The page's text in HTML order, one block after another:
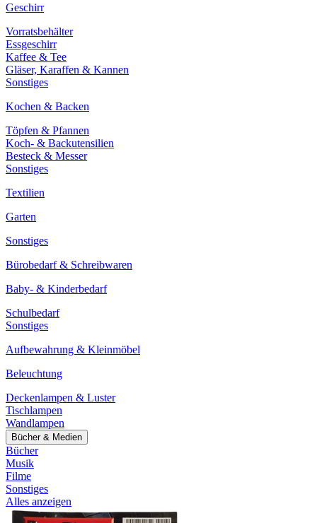
Geschirr
Vorratsbehälter
Essgeschirr
Kaffee & Tee
Gläser, Karaffen & Kannen
Sonstiges
Kochen & Backen
Töpfen & Pfannen
Koch- & Backutensilien
Besteck & Messer
Sonstiges
Textilien
Garten
Sonstiges
Bürobedarf & Schreibwaren
Baby- & Kinderbedarf
Schulbedarf
Sonstiges
Aufbewahrung & Kleinmöbel
Beleuchtung
Deckenlampen & Luster
Tischlampen
Wandlampen
Bücher & Medien
Bücher
Musik
Filme
Sonstiges
Alles anzeigen